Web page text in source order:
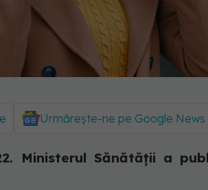
Urmărește-ne pe Google News
Ministerul Sănătății a